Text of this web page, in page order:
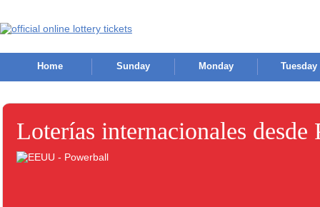
Home Sunday Monday Tuesday
Loterías internacionales desde